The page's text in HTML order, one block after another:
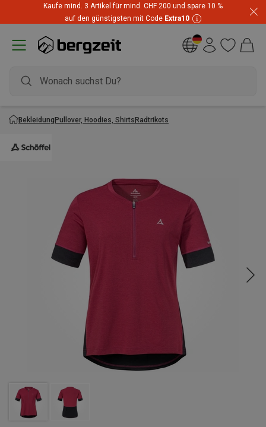
Kaufe mind. 3 Artikel für mind. CHF 200 und spare 10 %
auf den günstigsten mit Code Extra10
BekleidungPullover, Hoodies, ShirtsRadtrikots